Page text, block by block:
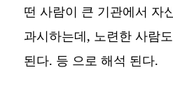
떤 사람이 큰 기관에서 자
과시하는데, 노련한 사람
된다. 등 으로 해석 된다.